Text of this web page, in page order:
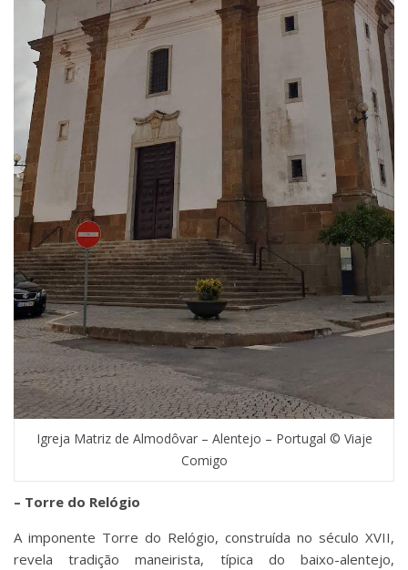
Igreja Matriz de Almodôvar – Alentejo – Portugal © Viaje
Comigo
– Torre do Relógio
A imponente Torre do Relógio, construída no século XVII,
revela tradição maneirista, típica do baixo-alentejo,